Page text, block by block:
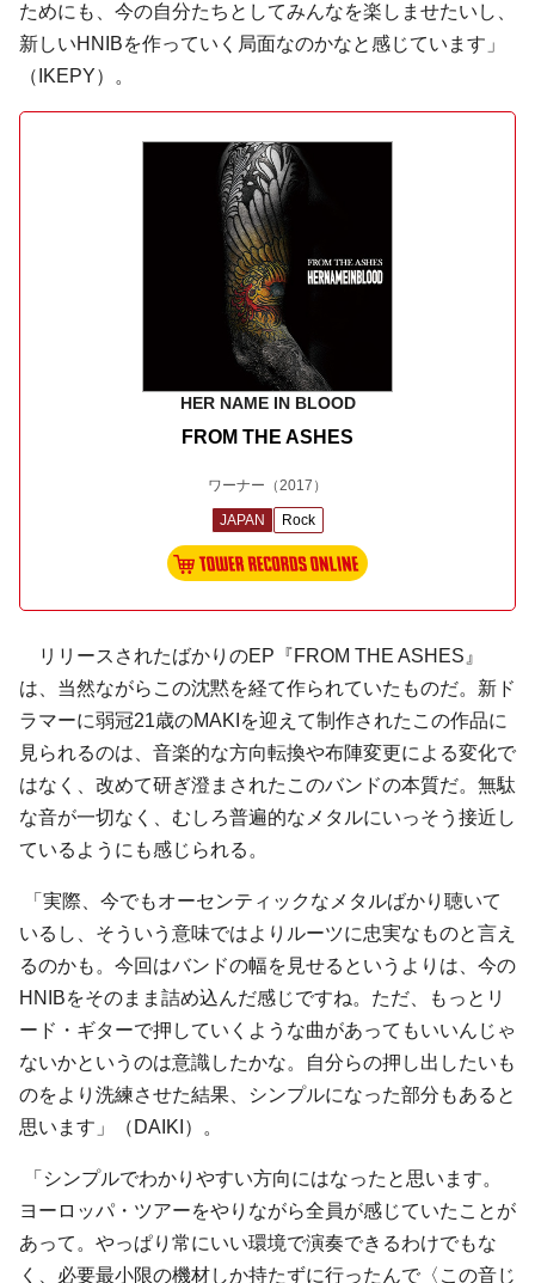
ためにも、今の自分たちとしてみんなを楽しませたいし、
新しいHNIBを作っていく局面なのかなと感じています」
（IKEPY）。
HER NAME IN BLOOD
FROM THE ASHES
ワーナー （2017）
JAPAN Rock
リリースされたばかりのEP『FROM THE ASHES』
は、当然ながらこの沈黙を経て作られていたものだ。新ド
ラマーに弱冠21歳のMAKIを迎えて制作されたこの作品に
見られるのは、音楽的な方向転換や布陣変更による変化で
はなく、改めて研ぎ澄まされたこのバンドの本質だ。無駄
な音が一切なく、むしろ普遍的なメタルにいっそう接近し
ているようにも感じられる。
「実際、今でもオーセンティックなメタルばかり聴いて
いるし、そういう意味ではよりルーツに忠実なものと言え
るのかも。今回はバンドの幅を見せるというよりは、今の
HNIBをそのまま詰め込んだ感じですね。ただ、もっとリ
ード・ギターで押していくような曲があってもいいんじゃ
ないかというのは意識したかな。自分らの押し出したいも
のをより洗練させた結果、シンプルになった部分もあると
思います」（DAIKI）。
「シンプルでわかりやすい方向にはなったと思います。
ヨーロッパ・ツアーをやりながら全員が感じていたことが
あって。やっぱり常にいい環境で演奏できるわけでもな
く、必要最小限の機材しか持たずに行ったんで〈この音じ